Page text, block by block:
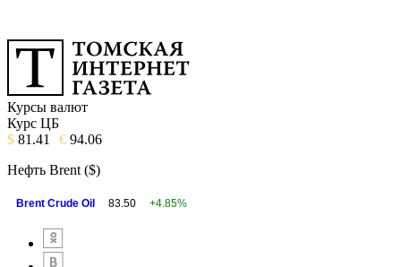
Курсы валют
Курс ЦБ
$ 81.41 € 94.06
Нефть Brent ($)
Brent Crude Oil 83.50 +4.85%